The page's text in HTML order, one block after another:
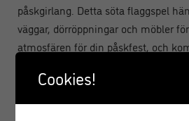
påskgirlang. Detta söta flaggspel
väggar, dörröppningar och möbler
atmosfären för din påskfest, och
Cookies!